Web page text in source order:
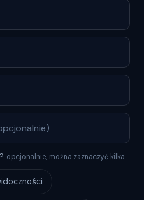
opcjonalnie, można zaznaczyć kilka